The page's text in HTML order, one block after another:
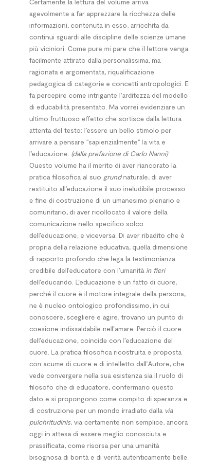
Certamente la lettura del volume arriva
agevolmente a far apprezzare la ricchezza delle
informazioni, contenuta in esso, arricchita da
continui sguardi alle discipline delle scienze umane
più viciniori. Come pure mi pare che il lettore venga
facilmente attirato dalla personalissima, ma
ragionata e argomentata, riqualificazione
pedagogica di categorie e concetti antropologici. E
fa percepire come intrigante l’arditezza del modello
di educabilità presentato. Ma vorrei evidenziare un
ultimo fruttuoso effetto che sortisce dalla lettura
attenta del testo: l’essere un bello stimolo per
arrivare a pensare “sapienzialmente” la vita e
l’educazione. (dalla prefazione di Carlo Nanni)
Questo volume ha il merito di aver riancorato la
pratica filosofica al suo grundnaturale, di aver
restituito all’educazione il suo ineludibile processo
e fine di costruzione di un umanesimo plenario e
comunitario, di aver ricollocato il valore della
comunicazione nello specifico solco
dell’educazione, e viceversa. Di aver ribadito che è
propria della relazione educativa, quella dimensione
di rapporto profondo che lega la testimonianza
credibile dell’educatore con l’umanità in fieri
dell’educando. L’educazione è un fatto di cuore,
perché il cuore è il motore integrale della persona,
ne è nucleo ontologico profondissimo, in cui
conoscere, scegliere e agire, trovano un punto di
coesione indissaldabile nell’amare. Perciò il cuore
dell’educazione, coincide con l’educazione del
cuore. La pratica filosofica ricostruita e proposta
con acume di cuore e di intelletto dall’Autore, che
vede convergere nella sua esistenza sia il ruolo di
filosofo che di educatore, confermano questo
dato e si propongono come compito di speranza e
di costruzione per un mondo irradiato dalla via
pulchritudinis, via certamente non semplice, ancora
oggi in attesa di essere meglio conosciuta e
prassificata, come risorsa per una umanità
bisognosa di bontà e di verità autenticamente belle.